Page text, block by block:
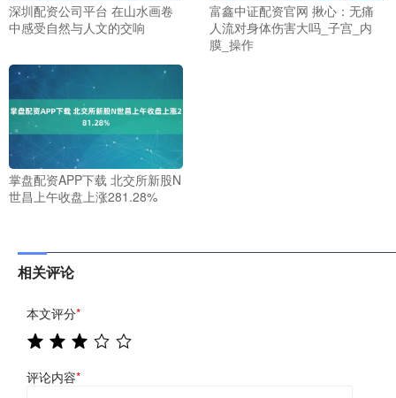
深圳配资公司平台 在山水画卷
中感受自然与人文的交响
富鑫中证配资官网 揪心：无痛
人流对身体伤害大吗_子宫_内
膜_操作
掌盘配资APP下载 北交所新股N
世昌上午收盘上涨281.28%
相关评论
本文评分*
评论内容*